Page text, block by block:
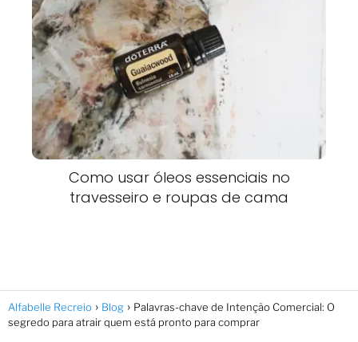
Como usar óleos essenciais no
travesseiro e roupas de cama
Alfabelle Recreio Blog
Palavras-chave de Intenção Comercial: O
segredo para atrair quem está pronto para comprar